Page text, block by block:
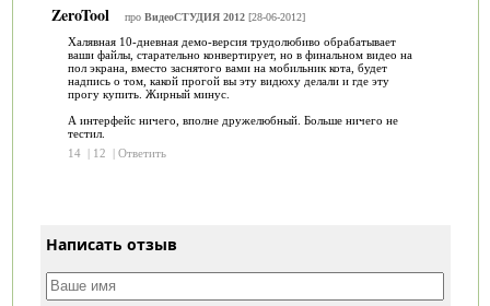
ZeroTool про ВидеоСТУДИЯ 2012[28-06-2012]
Халявная 10-дневная демо-версия трудолюбиво обрабатывает
ваши файлы, старательно конвертирует, но в финальном видео на
пол экрана, вместо заснятого вами на мобильник кота, будет
надпись о том, какой прогой вы эту видюху делали и где эту
прогу купить. Жирный минус.
А интерфейс ничего, вполне дружелюбный. Больше ничего не
тестил.
14 | 12 | Ответить
Написать отзыв